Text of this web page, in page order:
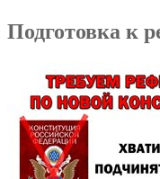
Подготовка к